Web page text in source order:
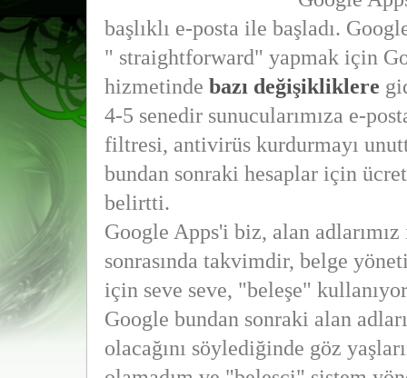
başlıklı e-posta ile başladı.
" straightforward" yapmak için
hizmetinde bazı değişikliklere
4-5 senedir sunucularımıza e-
filtresi, antivirüs kurdurmayı
bundan sonraki hesaplar için
belirtti.
Google Apps'i biz, alan
sonrasında takvimdir, belge
için seve seve, "beleşe"
Google bundan sonraki alan
olacağını söylediğinde göz